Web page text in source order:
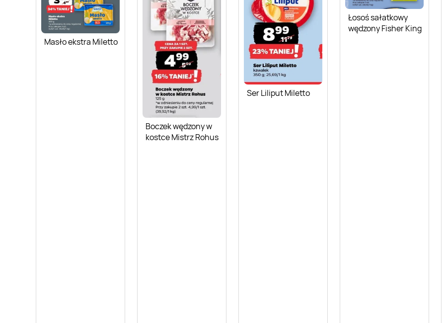
Masło ekstra Miletto
Boczek wędzony w
kostce Mistrz Rohus
Ser Liliput Miletto
Łosoś sałatkowy
wędzony Fisher King